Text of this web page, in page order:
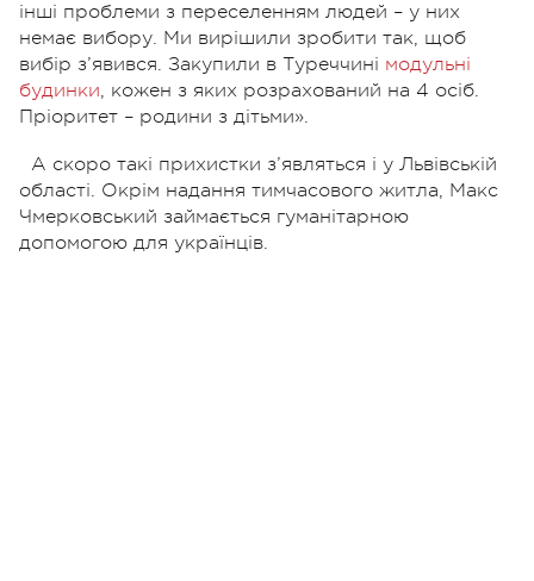
інші проблеми з переселенням людей – у них
немає вибору. Ми вирішили зробити так, щоб
вибір з’явився. Закупили в Туреччині модульні
будинки, кожен з яких розрахований на 4 осіб.
Пріоритет – родини з дітьми».
А скоро такі прихистки з’являться і у Львівській
області. Окрім надання тимчасового житла, Макс
Чмерковський займається гуманітарною
допомогою для українців.